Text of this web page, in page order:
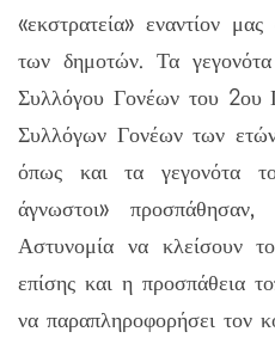
«εκστρατεία» εναντίον
των δημοτών. Τα
Συλλόγου Γονέων του 2ου
Συλλόγων Γονέων των
όπως και τα γεγονότα
άγνωστοι»
Αστυνομία να κλείσουν
επίσης και η προσπάθεια
να παραπληροφορήσει τον